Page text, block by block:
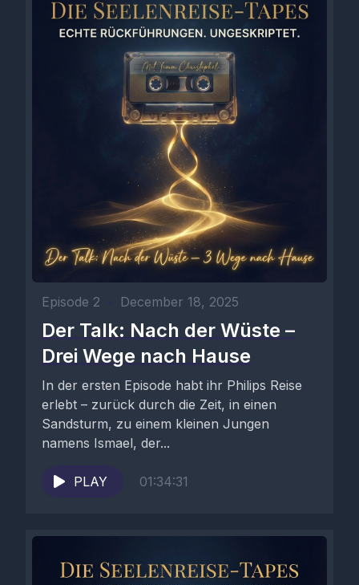
[00:01:09] Philip: Wo ich einfach irgendwo lang gelaufen bin,
die Sonne gerade stark auf mich geschienen hat und dann
plötzlich gemerkt habe: oh wow, ich merke das Gefühl gerade
ist nicht da. Und das war total schön. Es war dieses Gefühl von
einfach nur aufblühen.
[00:01:25] Timm: Die Seelenreise-Tapes. Folge 1 ab 14.
Episode 2 December 18, 2025
Der Talk: Nach der Wüste –
Drei Wege nach Hause
In der ersten Episode habt ihr Philips Reise
erlebt – zurück durch die Zeit, in einen
Sandsturm, zu einem kleinen Jungen
namens Ismael, der...
PLAY 01:34:31